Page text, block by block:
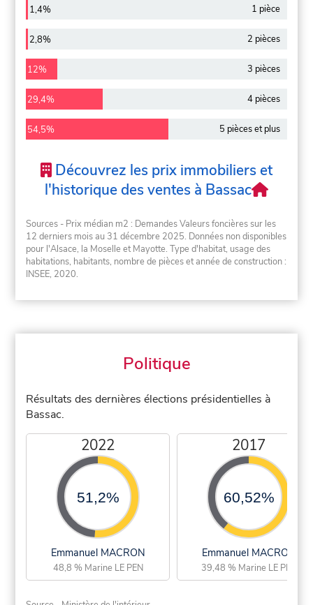
1,4% 1 pièce
2,8% 2 pièces
12% 3 pièces
29,4% 4 pièces
54,5% 5 pièces et plus
Découvrez les prix immobiliers et
l'historique des ventes à Bassac
Sources - Prix médian m2 : Demandes Valeurs foncières sur les
12 derniers mois au 31 décembre 2025. Données non disponibles
pour l'Alsace, la Moselle et Mayotte. Type d'habitat, usage des
habitations, habitants, nombre de pièces et année de construction :
INSEE, 2020.
Politique
Résultats des dernières élections présidentielles à
Bassac.
2022
51,2%
Emmanuel MACRON
48,8 % Marine LE PEN
2017
60,52%
Emmanuel MACRON
39,48 % Marine LE PEN